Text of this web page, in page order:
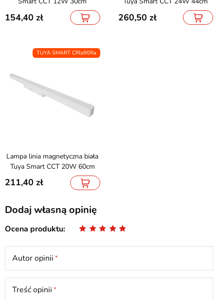
154,40 260,50
TUYA SMART CRI≥90Ra
Lampa linia magnetyczna biała
Tuya Smart CCT 20W 60cm
211,40
Dodaj własną opinię
Ocena produktu
Autor opinii
Treść opinii